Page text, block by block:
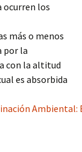
ocurren los
más o menos
por la
con la altitud
es absorbida